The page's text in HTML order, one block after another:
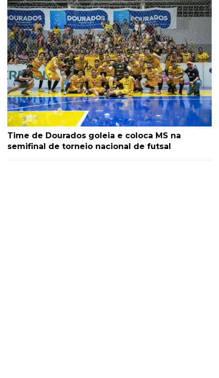
Time de Dourados goleia e coloca MS na
semifinal de torneio nacional de futsal